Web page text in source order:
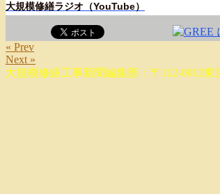
大規模修繕ラジオ（YouTube）
« Prev
Next »
大規模修繕工事新聞編集部：〒112-